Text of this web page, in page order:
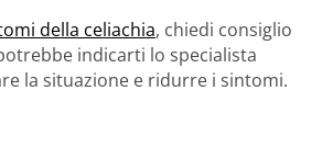
della celiachia, chiedi consiglio
indicarti lo specialista
la situazione e ridurre i sintomi.